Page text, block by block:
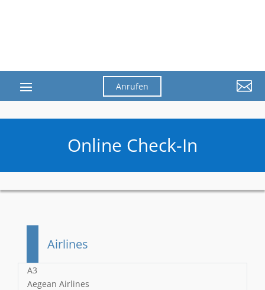
Anrufen 
Online Check-In
Airlines
A3
Aegean Airlines